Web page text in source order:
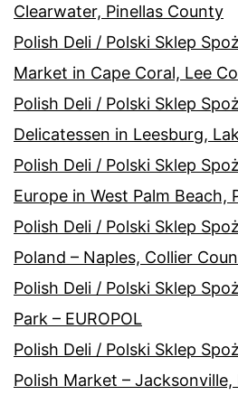
Clearwater, Pinellas County
Polish Deli / Polski Sklep
Market in Cape Coral, Lee
Polish Deli / Polski Sklep
Delicatessen in Leesburg,
Polish Deli / Polski Sklep
Europe in West Palm Beach,
Polish Deli / Polski Sklep
Poland – Naples, Collier
Polish Deli / Polski Sklep
Park – EUROPOL
Polish Deli / Polski Sklep
Polish Market –